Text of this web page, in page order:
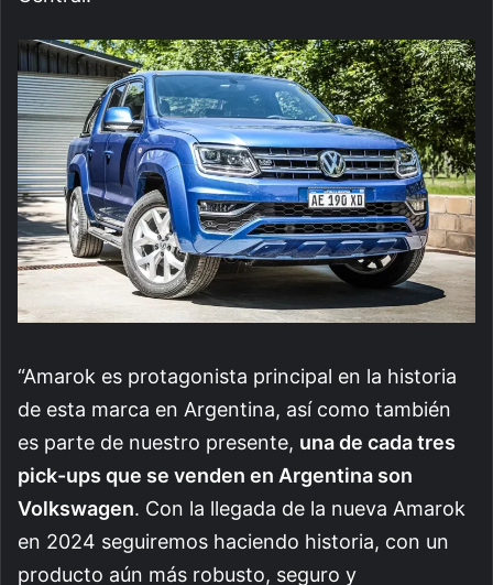
“Amarok es protagonista principal en la historia
de esta marca en Argentina, así como también
es parte de nuestro presente, una de cada tres
pick-ups que se venden en Argentina son
Volkswagen. Con la llegada de la nueva Amarok
en 2024 seguiremos haciendo historia, con un
producto aún más robusto, seguro y